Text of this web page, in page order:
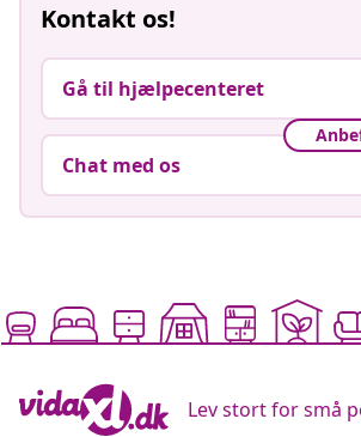
Kontakt os!
Gå til hjælpecenteret
Chat med os
Lev stort for små